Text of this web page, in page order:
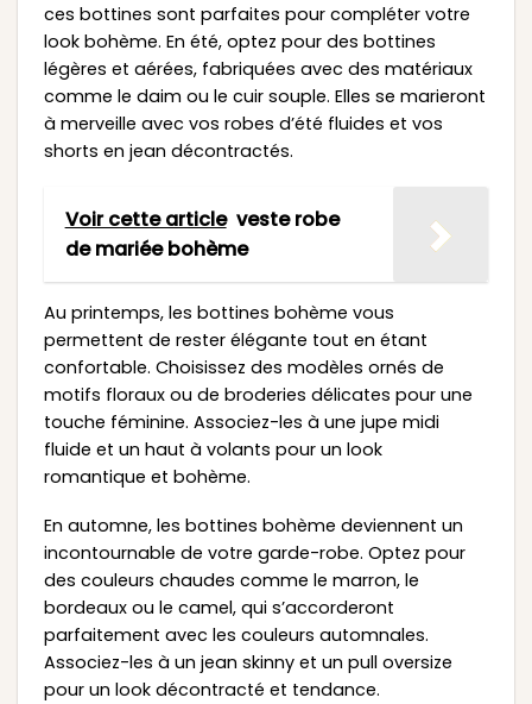
ces bottines sont parfaites pour compléter votre
look bohème. En été, optez pour des bottines
légères et aérées, fabriquées avec des matériaux
comme le daim ou le cuir souple. Elles se marieront
à merveille avec vos robes d’été fluides et vos
shorts en jean décontractés.
Voir cette article veste robe
de mariée bohème
Au printemps, les bottines bohème vous
permettent de rester élégante tout en étant
confortable. Choisissez des modèles ornés de
motifs floraux ou de broderies délicates pour une
touche féminine. Associez-les à une jupe midi
fluide et un haut à volants pour un look
romantique et bohème.
En automne, les bottines bohème deviennent un
incontournable de votre garde-robe. Optez pour
des couleurs chaudes comme le marron, le
bordeaux ou le camel, qui s’accorderont
parfaitement avec les couleurs automnales.
Associez-les à un jean skinny et un pull oversize
pour un look décontracté et tendance.